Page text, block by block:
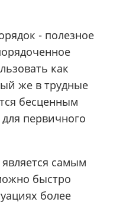
- полезное
как
же в трудные
бесценным
первичного
самым
быстро
более